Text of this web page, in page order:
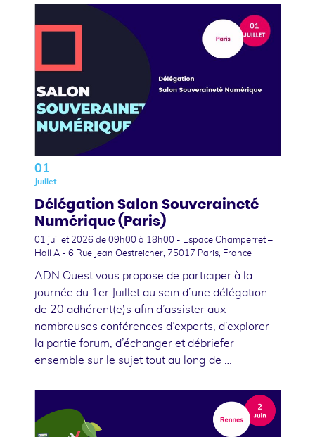
01
Juillet
Délégation Salon Souveraineté
Numérique (Paris)
01 juillet 2026 de 09h00 à 18h00 - Espace Champerret –
Hall A - 6 Rue Jean Oestreicher, 75017 Paris, France
ADN Ouest vous propose de participer à la
journée du 1er Juillet au sein d’une délégation
de 20 adhérent(e)s afin d’assister aux
nombreuses conférences d’experts, d’explorer
la partie forum, d’échanger et débriefer
ensemble sur le sujet tout au long de …